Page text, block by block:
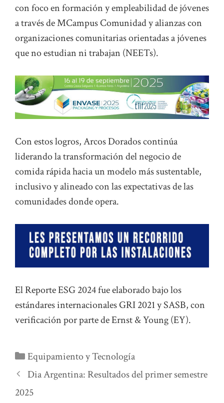
con foco en formación y empleabilidad de jóvenes
a través de MCampus Comunidad y alianzas con
organizaciones comunitarias orientadas a jóvenes
que no estudian ni trabajan (NEETs).
Con estos logros, Arcos Dorados continúa
liderando la transformación del negocio de
comida rápida hacia un modelo más sustentable,
inclusivo y alineado con las expectativas de las
comunidades donde opera.
El Reporte ESG 2024 fue elaborado bajo los
estándares internacionales GRI 2021 y SASB, con
verificación por parte de Ernst & Young (EY).
Categorías
Equipamiento y Tecnología
Dia Argentina: Resultados del primer semestre
2025